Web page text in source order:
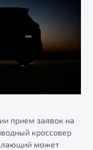
прием заявок на
кроссовер
может